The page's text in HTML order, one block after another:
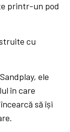
printr-un pod
cu
ele
în care
să își